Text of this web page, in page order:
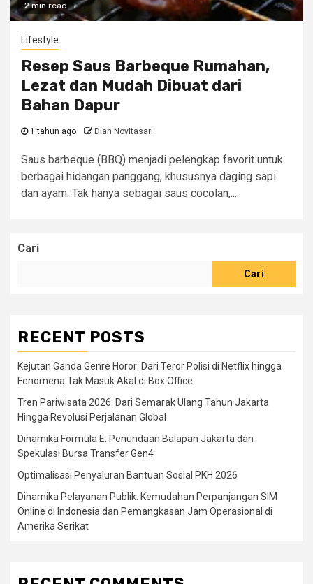
2 min read
Lifestyle
Resep Saus Barbeque Rumahan,
Lezat dan Mudah Dibuat dari
Bahan Dapur
1 tahun ago Dian Novitasari
Saus barbeque (BBQ) menjadi pelengkap favorit untuk
berbagai hidangan panggang, khususnya daging sapi
dan ayam. Tak hanya sebagai saus cocolan,...
Cari
Cari
RECENT POSTS
Kejutan Ganda Genre Horor: Dari Teror Polisi di Netflix hingga
Fenomena Tak Masuk Akal di Box Office
Tren Pariwisata 2026: Dari Semarak Ulang Tahun Jakarta
Hingga Revolusi Perjalanan Global
Dinamika Formula E: Penundaan Balapan Jakarta dan
Spekulasi Bursa Transfer Gen4
Optimalisasi Penyaluran Bantuan Sosial PKH 2026
Dinamika Pelayanan Publik: Kemudahan Perpanjangan SIM
Online di Indonesia dan Pemangkasan Jam Operasional di
Amerika Serikat